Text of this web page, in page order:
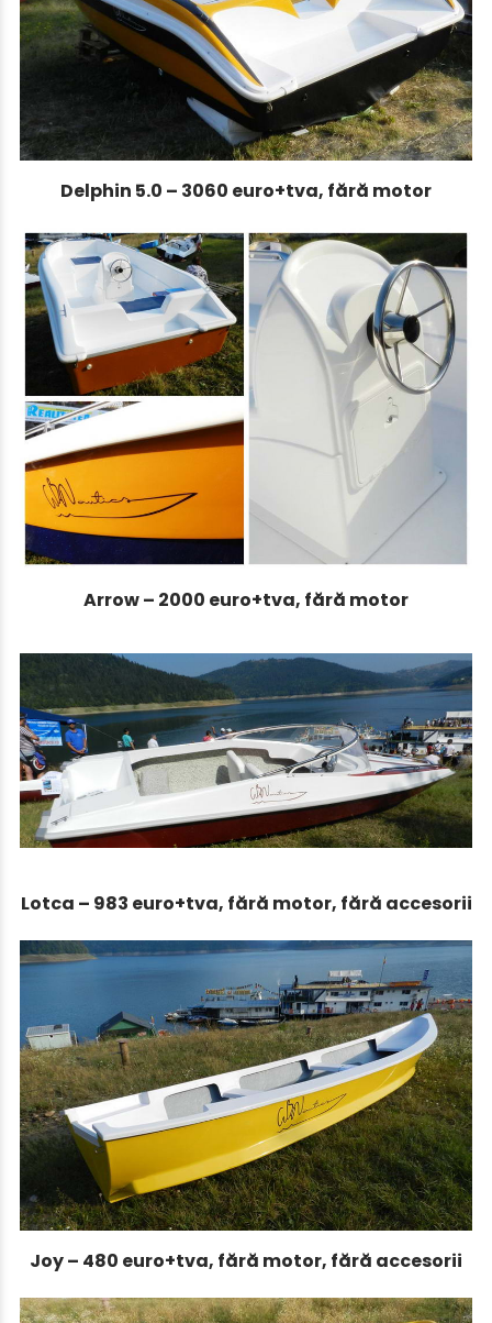
Delphin 5.0 – 3060 euro+tva, fără motor
Arrow – 2000 euro+tva, fără motor
Lotca – 983 euro+tva, fără motor, fără accesorii
Joy – 480 euro+tva, fără motor, fără accesorii